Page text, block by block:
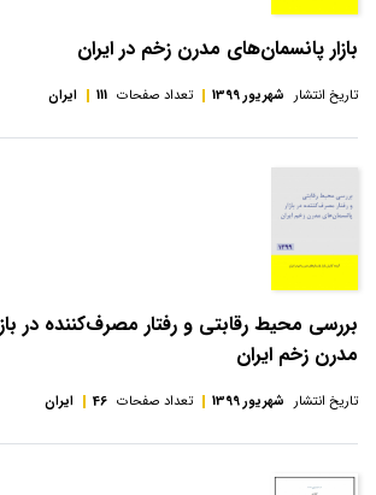
بازار پانسمان‌های مدرن زخم در ایران
تاریخ انتشار شهریور 1399 تعداد صفحات 111 ایران
بررسی محیط رقابتی و رفتار مصرف‌کننده در
مدرن زخم ایران
تاریخ انتشار شهریور 1399 تعداد صفحات 46 ایران